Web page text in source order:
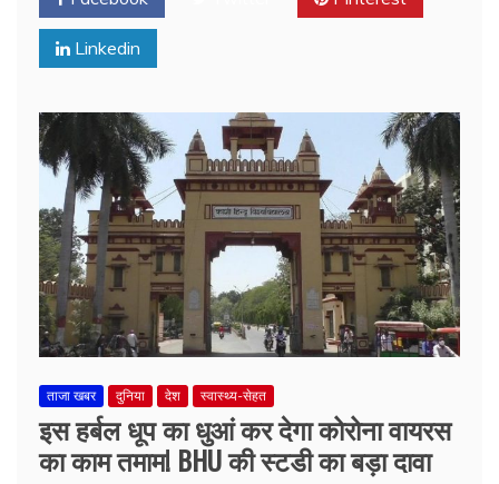
Linkedin
ताजा खबर दुनिया देश स्वास्थ्य-सेहत
इस हर्बल धूप का धुआं कर देगा कोरोना वायरस
का काम तमाम! BHU की स्टडी का बड़ा दावा